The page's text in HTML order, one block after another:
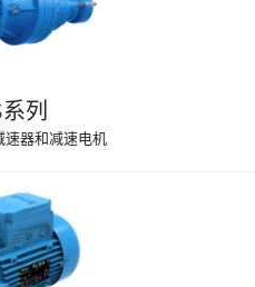
列
速器和减速电机